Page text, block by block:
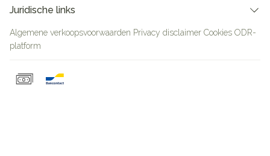
Juridische links
Algemene verkoopsvoorwaarden Privacy disclaimer Cookies ODR-
platform